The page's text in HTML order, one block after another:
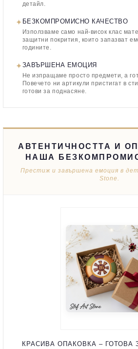
детайл.
✦ БЕЗКОМПРОМИСНО КАЧЕСТВО
Използваме само най-висок клас
защитни покрития, които запазват
годините.
✦ЗАВЪРШЕНА ЕМОЦИЯ
Не изпращаме просто предмети, а
Повечето ни артикули пристигат в
готови за поднасяне.
АВТЕНТИЧНОСТТА И
НАША
Престиж и завършена емоция в
Stone.
КРАСИВА ОПАКОВКА – ГОТОВА